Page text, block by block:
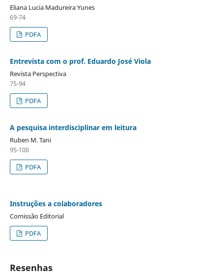
Eliana Lucia Madureira Yunes
69-74
PDFA
Entrevista com o prof. Eduardo José Viola
Revista Perspectiva
75-94
PDFA
A pesquisa interdisciplinar em leitura
Ruben M. Tani
95-100
PDFA
Instruções a colaboradores
Comissão Editorial
PDFA
Resenhas